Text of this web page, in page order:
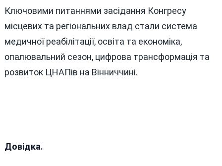
Ключовими питаннями засідання Конгресу
місцевих та регіональних влад стали система
медичної реабілітації, освіта та економіка,
опалювальний сезон, цифрова трансформація та
розвиток ЦНАПів на Вінниччині.
Довідка.